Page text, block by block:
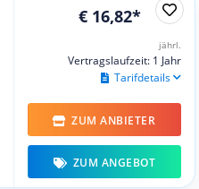
€ 16,82*
jährl.
Vertragslaufzeit: 1 Jahr
Tarifdetails
ZUM ANBIETER
ZUM ANGEBOT